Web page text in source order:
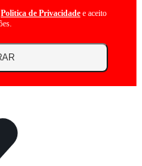
Politica de Privacidade e aceito